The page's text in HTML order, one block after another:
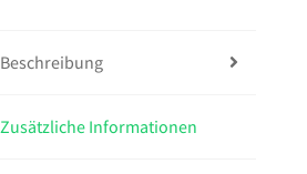
Beschreibung
Zusätzliche Informationen